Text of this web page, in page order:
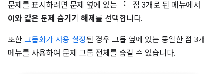
문제를 표시하려면 문제 옆에 있는
점 3개로 된 메뉴에서
이와 같은 문제 숨기기 해제 를 선택합니다.
또한 그룹화가 사용 설정된 경우 그룹 옆에 있는 동일한 점 3개
메뉴를 사용하여 문제 그룹 전체를 숨길 수 있습니다.